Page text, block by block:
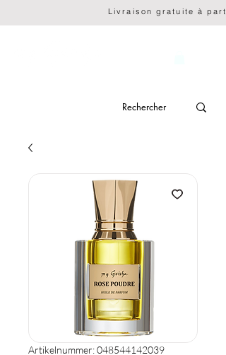
Livraison
Artikelnummer: 048544142039